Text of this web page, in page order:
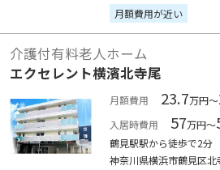
月額費用が近い
介護付有料老人ホーム
エクセレント横濱北寺尾
月額費用 23.7万円～
入居時費用
57万円～
鶴見駅駅から徒歩で2分
神奈川県横浜市鶴見区